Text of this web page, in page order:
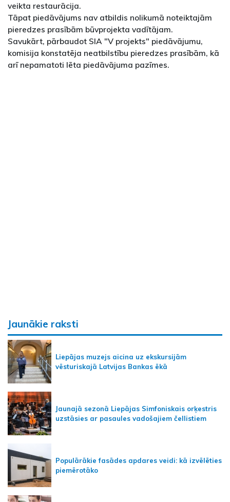
veikta restaurācija.
Tāpat piedāvājums nav atbildis nolikumā noteiktajām
pieredzes prasībām būvprojekta vadītājam.
Savukārt, pārbaudot SIA "V projekts" piedāvājumu,
komisija konstatēja neatbilstību pieredzes prasībām, kā
arī nepamatoti lēta piedāvājuma pazīmes.
Jaunākie raksti
Liepājas muzejs aicina uz ekskursijām
vēsturiskajā Latvijas Bankas ēkā
Jaunajā sezonā Liepājas Simfoniskais orķestris
uzstāsies ar pasaules vadošajiem čellistiem
Populārākie fasādes apdares veidi: kā izvēlēties
piemērotāko